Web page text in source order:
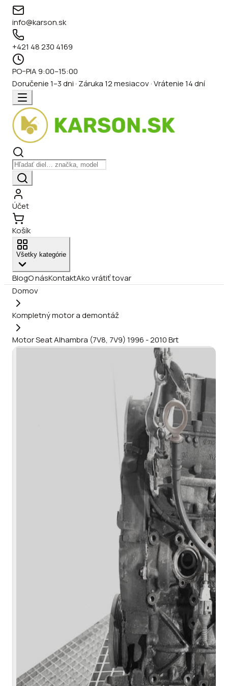
info@karson.sk
+421 48 230 4169
PO–PIA 9:00–15:00
Doručenie 1–3 dni · Záruka 12 mesiacov · Vrátenie 14 dní
Účet
Košík
Všetky kategórie
BlogO násKontaktAko vrátiť tovar
Domov
Kompletný motor a demontáž
Motor Seat Alhambra (7V8, 7V9) 1996 - 2010 Brt